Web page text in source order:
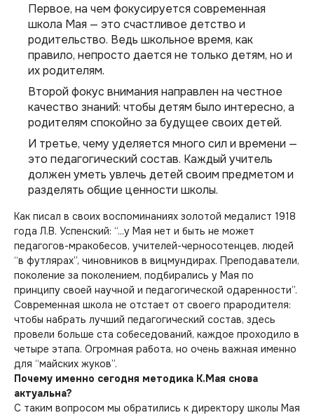
Первое, на чем фокусируется современная
школа Мая — это счастливое детство и
родительство. Ведь школьное время, как
правило, непросто дается не только детям, но и
их родителям.
Второй фокус внимания направлен на честное
качество знаний: чтобы детям было интересно, а
родителям спокойно за будущее своих детей.
И третье, чему уделяется много сил и времени —
это педагогический состав. Каждый учитель
должен уметь увлечь детей своим предметом и
разделять общие ценности школы.
Как писал в своих воспоминаниях золотой медалист 1918
года Л.В. Успенский: “...у Мая нет и быть не может
педагогов-мракобесов, учителей-черносотенцев, людей
“в футлярах”, чиновников в вицмундирах. Преподаватели,
поколение за поколением, подбирались у Мая по
принципу своей научной и педагогической одаренности”.
Современная школа не отстает от своего прародителя:
чтобы набрать лучший педагогический состав, здесь
провели больше ста собеседований, каждое проходило в
четыре этапа. Огромная работа, но очень важная именно
для “майских жуков”.
Почему именно сегодня методика К.Мая снова
актуальна?
С таким вопросом мы обратились к директору школы Мая